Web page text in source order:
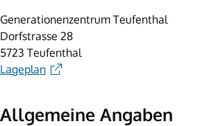
Generationenzentrum Teufenthal
Dorfstrasse 28
5723 Teufenthal
Lageplan
Allgemeine Angaben